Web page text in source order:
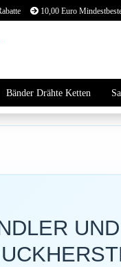
10,00 Euro
Passwort
Bänder Drähte Ketten